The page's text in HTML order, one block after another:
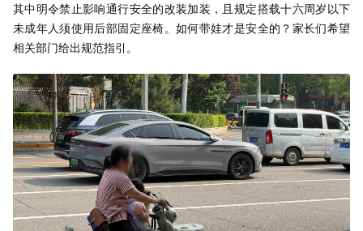
其中明令禁止影响通行安全的改装加装，且规定搭载十六周岁以下
未成年人须使用后部固定座椅。如何带娃才是安全的？家长们希望
相关部门给出规范指引。